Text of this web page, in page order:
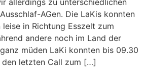
allerdings zu unterschiedlichen
AGen. Die LaKis konnten
in Richtung Esszelt zum
andere noch im Land der
müden LaKi konnten bis 09.30
den letzten Call zum […]